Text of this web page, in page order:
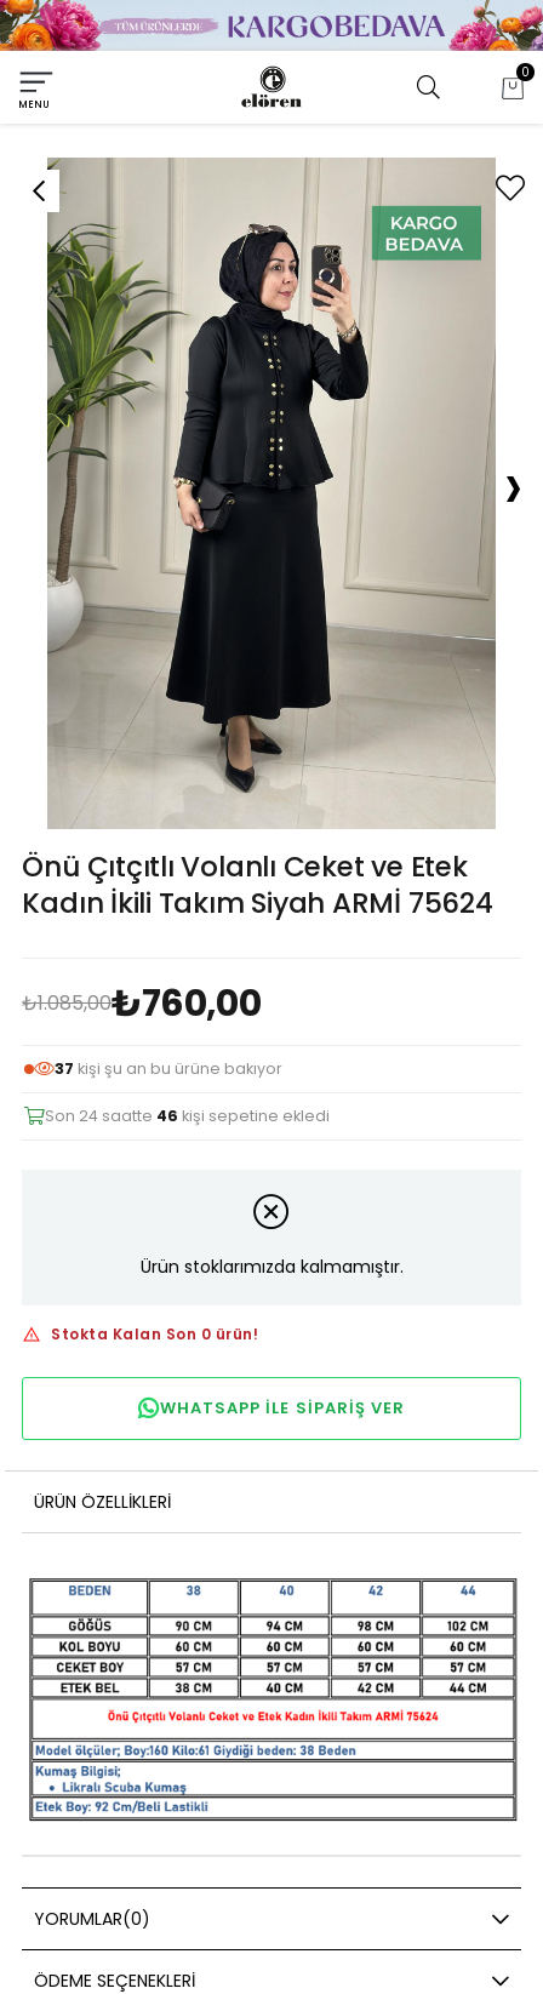
MENU
0
›
Önü Çıtçıtlı Volanlı Ceket ve Etek
Kadın İkili Takım Siyah ARMİ 75624
₺1.085,00₺760,00
37 kişi şu an bu ürüne bakıyor
Son 24 saatte 46 kişi sepetine ekledi
Ürün stoklarımızda kalmamıştır.
Stokta Kalan Son 0 ürün!
WHATSAPP ILE SIPARIŞ VER
ÜRÜN ÖZELLIKLERI
YORUMLAR(0)
ÖDEME SEÇENEKLERI